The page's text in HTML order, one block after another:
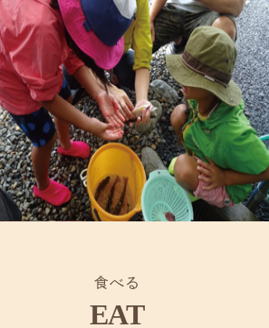
食べる
EAT